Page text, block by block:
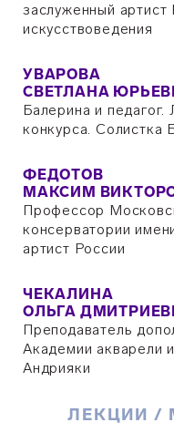
заслуженный
искусствоведения
УВАРОВА
СВЕТЛАНА
Балерина и
конкурса. Солистка
ФЕДОТОВ
МАКСИМ
Профессор
консерватории
артист России
ЧЕКАЛИНА
ОЛЬГА
Преподаватель
Академии акварели
Андрияки
ЛЕКЦИИ /